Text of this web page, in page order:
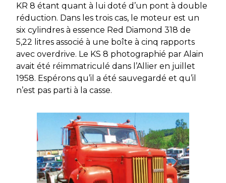
KR 8 étant quant à lui doté d’un pont à double
réduction. Dans les trois cas, le moteur est un
six cylindres à essence Red Diamond 318 de
5,22 litres associé à une boîte à cinq rapports
avec overdrive. Le KS 8 photographié par Alain
avait été réimmatriculé dans l’Allier en juillet
1958. Espérons qu’il a été sauvegardé et qu’il
n’est pas parti à la casse.